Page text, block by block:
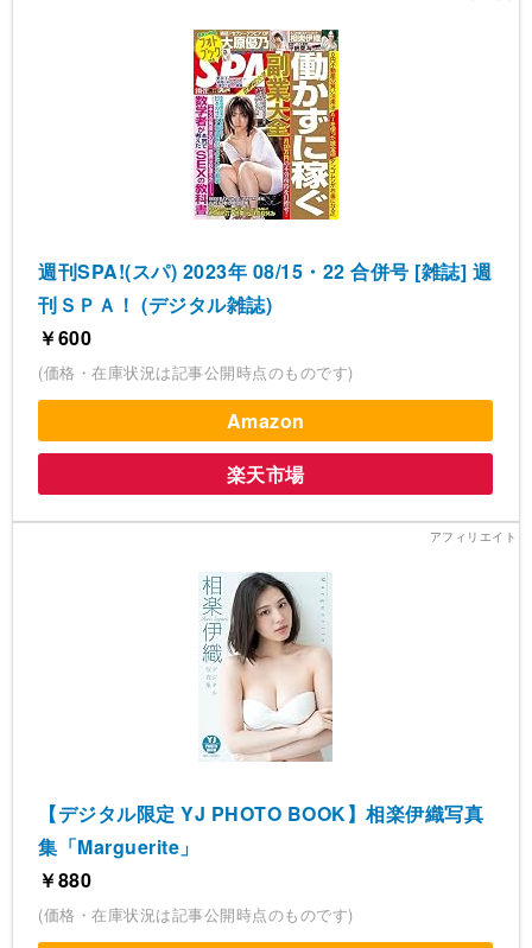
週刊SPA!(スパ) 2023年 08/15・22 合併号 [雑誌] 週
刊ＳＰＡ！ (デジタル雑誌)
￥600
(価格・在庫状況は記事公開時点のものです)
Amazon
楽天市場
【デジタル限定 YJ PHOTO BOOK】相楽伊織写真
集「Marguerite」
￥880
(価格・在庫状況は記事公開時点のものです)